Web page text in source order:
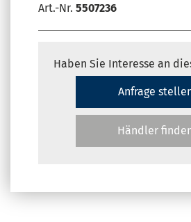
Art.-Nr. 5507236
Haben Sie Interesse an
Anfrage
Händler